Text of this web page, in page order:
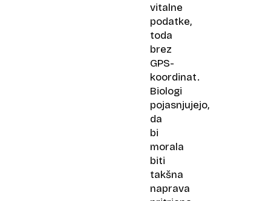
vitalne
podatke,
toda
brez
GPS-
koordinat.
Biologi
pojasnjujejo,
da
bi
morala
biti
takšna
naprava